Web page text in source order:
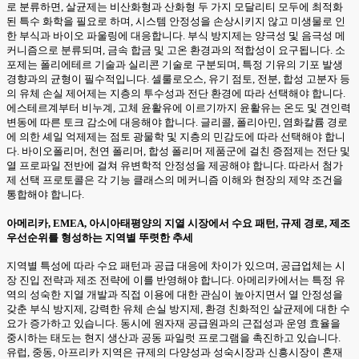
로 분류하면, 살균제는 비산화형과 산화형 두 가지 모달리티 모두에 최적화
된 특수 화학을 필요로 하며, 시스템 안정성을 손상시키지 않고 미생물로 인
한 부식과 바이오 파울링에 대응합니다. 부식 방지제는 양극성 및 음극성 메
커니즘으로 분류되며, 금속 합금 및 고온 환경과의 적합성이 요구됩니다. 소
포제는 폴리에테르 기술과 실리콘 기술로 구분되며, 특정 기유의 기포 발생
경향과의 균형이 필수적입니다. 셀룰로오스, 유기 점토, 전분, 합성 고분자 등
의 유체 손실 제어제는 지층의 투수성과 전단 환경에 따라 선택해야 합니다.
에스테르계부터 비누계, 고체 윤활유에 이르기까지 윤활유는 온도 및 견인력
변동에 따른 토크 감소에 대응해야 합니다. 글리콜, 폴리아민, 염화칼륨 경로
에 의한 셰일 억제제는 점토 광물학 및 지층의 민감도에 따라 선택해야 합니
다. 바이오폴리머, 천연 폴리머, 합성 폴리머 제품군에 걸친 증점제는 전단 및
열 프로파일 전반에 걸쳐 유변학적 안정성을 제공해야 합니다. 따라서 첨가
제 선택 프로토콜은 각 기능 클래스의 메커니즘 이해와 현장의 제약 조건을
통합해야 합니다.
아메리카, EMEA, 아시아태평양의 지열 시장에서 수요 패턴, 규제 경로, 제조
우선순위를 형성하는 지역별 뚜렷한 추세
지역별 특성에 따라 수요 패턴과 공급 대응에 차이가 있으며, 공급업체는 시
장 진입 전략과 제조 전략에 이를 반영해야 합니다. 아메리카에서는 특정 유
역의 성숙한 지열 개발과 직접 이용에 대한 관심이 높아지면서 열 안정성을
갖춘 부식 방지제, 강력한 유체 손실 방지제, 환경 친화적인 살균제에 대한 수
요가 증가하고 있습니다. 동시에 원자재 공급원과의 근접성과 운영 효율을
중시하는 태도는 현지 생산과 공동 파일럿 프로그램을 촉진하고 있습니다.
유럽, 중동, 아프리카 지역은 규제의 다양성과 성숙시장과 신흥시장이 혼재